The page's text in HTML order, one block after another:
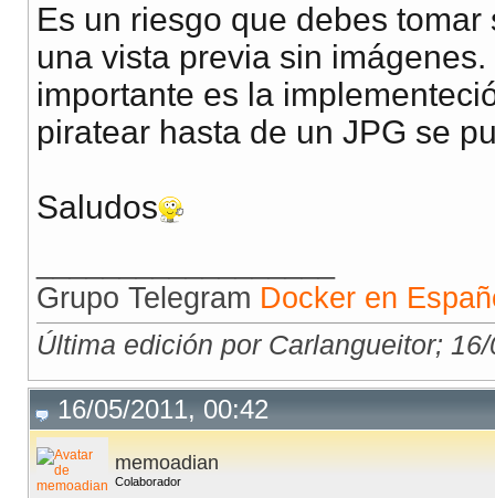
Es un riesgo que debes
una vista previa sin
importante es la
piratear hasta de un JPG se
Saludos
Grupo Telegram Docker en
Última edición por Carlangueitor;
16/05/2011, 00:42
memoadian
Colaborador